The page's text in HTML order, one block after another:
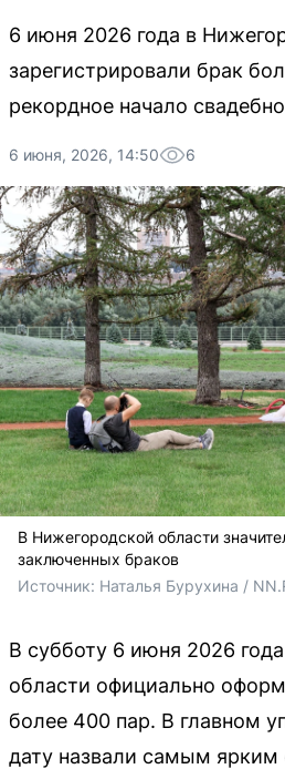
6 июня 2026 года в
зарегистрировали брак
рекордное начало
6 июня, 2026, 14:50 6
В Нижегородской области
заключенных браков
Источник: Наталья Бурухина /
В субботу 6 июня 2026
области официально
более 400 пар. В главном
дату назвали самым ярким